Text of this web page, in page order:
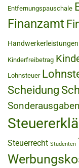
Entfernungspauschale
Finanzamt
Handwerkerleistungen
Kinderfreibetrag
Lohnsteuer
Scheidung
Sonderausgaben
Steuerrecht Studenten